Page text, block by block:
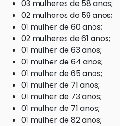
03 mulheres de 58 anos;
02 mulheres de 59 anos;
01 mulher de 60 anos;
02 mulheres de 61 anos;
01 mulher de 63 anos;
01 mulher de 64 anos;
01 mulher de 65 anos;
01 mulher de 71 anos;
01 mulher de 73 anos;
01 mulher de 71 anos;
01 mulher de 82 anos;